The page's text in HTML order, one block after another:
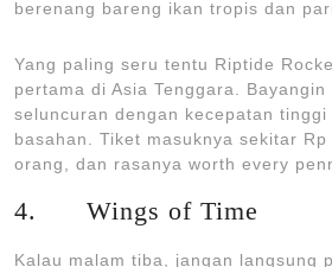
berenang bareng ikan tropis dan pari.
Yang paling seru tentu Riptide
pertama di Asia Tenggara.
seluncuran dengan kecepatan tinggi
basahan. Tiket masuknya sekitar
orang, dan rasanya worth every
4. Wings of Time
Kalau malam tiba, jangan langsung